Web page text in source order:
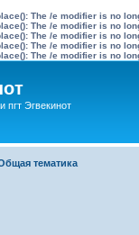
The /e modifier is no
The /e modifier is no
The /e modifier is no
The /e modifier is no
The /e modifier is no
Эгвекинот
тематика